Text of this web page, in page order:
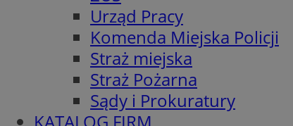
Urząd Pracy
Komenda Miejska Policji
Straż miejska
Straż Pożarna
Sądy i Prokuratury
KATALOG FIRM